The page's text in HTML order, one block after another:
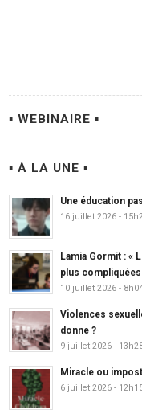
▪ WEBINAIRE ▪
▪ À LA UNE ▪
Une éducation
16 juillet 2026 -
Lamia Gormit : «
plus compliquées
10 juillet 2026 -
Violences
donne ?
9 juillet 2026 -
Miracle ou
6 juillet 2026 -